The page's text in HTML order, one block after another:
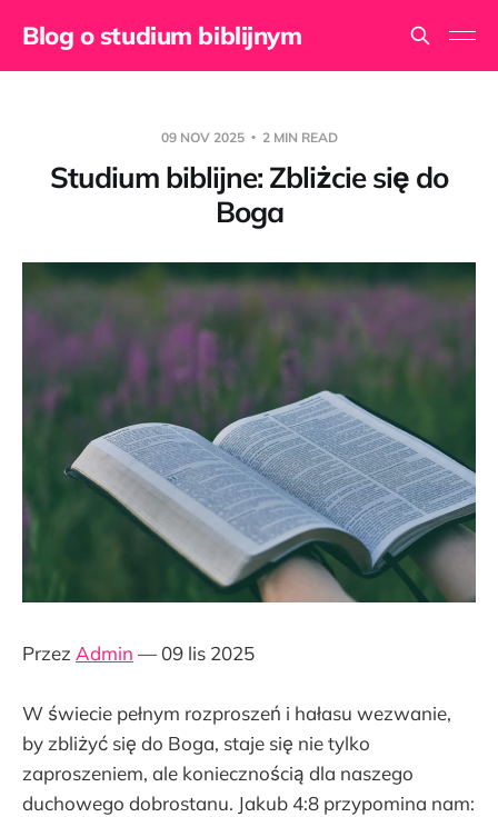
Blog o studium biblijnym
09 NOV 2025 2 MIN READ
Studium biblijne: Zbliżcie się do
Boga
Przez Admin — 09 lis 2025
W świecie pełnym rozproszeń i hałasu wezwanie,
by zbliżyć się do Boga, staje się nie tylko
zaproszeniem, ale koniecznością dla naszego
duchowego dobrostanu. Jakub 4:8 przypomina nam: